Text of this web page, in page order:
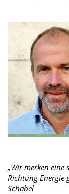
„Wir merken eine
Richtung Energie
Schabel